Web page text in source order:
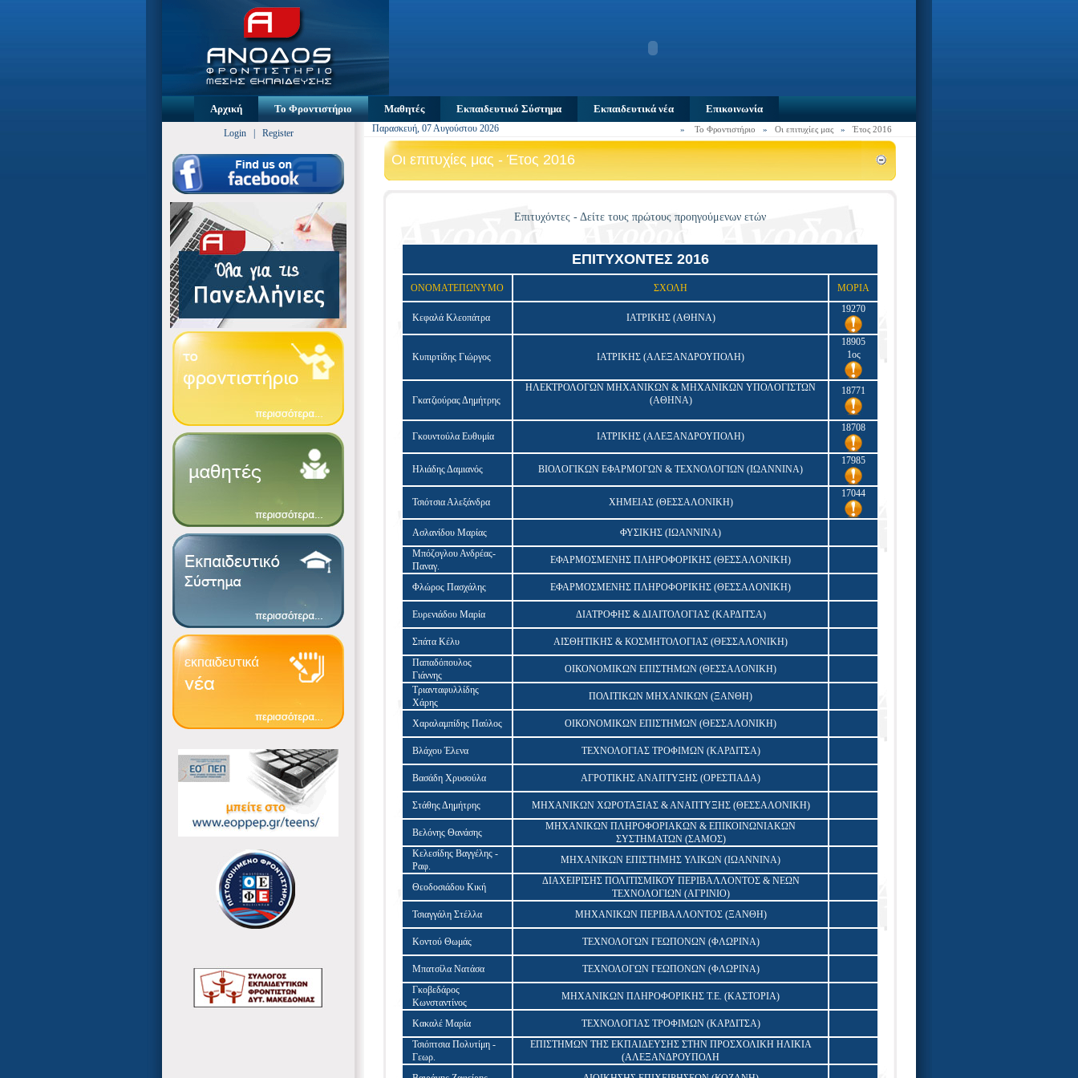
Αρχική Το Φροντιστήριο Μαθητές Εκπαιδευτικό Σύστημα Εκπαιδευτικά νέα Επικοινωνία
Login| Register Παρασκευή, 07 Αυγούστου 2026 » Το Φροντιστήριο » Οι επιτυχίες μας »Έτος 2016
Οι επιτυχίες μας - Έτος 2016
Επιτυχόντες - Δείτε τους πρώτους προηγούμενων ετών
ΕΠΙΤΥΧΟΝΤΕΣ 2016
ΟΝΟΜΑΤΕΠΩΝΥΜΟ ΣΧΟΛΗ ΜΟΡΙΑ
Κεφαλά Κλεοπάτρα ΙΑΤΡΙΚΗΣ (ΑΘΗΝΑ)
19270
Κυπιρτίδης Γιώργος ΙΑΤΡΙΚΗΣ (ΑΛΕΞΑΝΔΡΟΥΠΟΛΗ)
18905
1ος
Γκατζιούρας Δημήτρης
ΗΛΕΚΤΡΟΛΟΓΩΝ ΜΗΧΑΝΙΚΩΝ & ΜΗΧΑΝΙΚΩΝ ΥΠΟΛΟΓΙΣΤΩΝ
(ΑΘΗΝΑ)
18771
Γκουντούλα Ευθυμία ΙΑΤΡΙΚΗΣ (ΑΛΕΞΑΝΔΡΟΥΠΟΛΗ)
18708
Ηλιάδης Δαμιανός ΒΙΟΛΟΓΙΚΩΝ ΕΦΑΡΜΟΓΩΝ & ΤΕΧΝΟΛΟΓΙΩΝ (ΙΩΑΝΝΙΝΑ)
17985
Τσιότσια Αλεξάνδρα ΧΗΜΕΙΑΣ (ΘΕΣΣΑΛΟΝΙΚΗ)
17044
Ασλανίδου Μαρίας
ΦΥΣΙΚΗΣ (ΙΩΑΝΝΙΝΑ)
Μπόζογλου Ανδρέας-
Παναγ.
ΕΦΑΡΜΟΣΜΕΝΗΣ ΠΛΗΡΟΦΟΡΙΚΗΣ (ΘΕΣΣΑΛΟΝΙΚΗ)
Φλώρος Πασχάλης ΕΦΑΡΜΟΣΜΕΝΗΣ ΠΛΗΡΟΦΟΡΙΚΗΣ (ΘΕΣΣΑΛΟΝΙΚΗ)
Ευρενιάδου Μαρία ΔΙΑΤΡΟΦΗΣ & ΔΙΑΙΤΟΛΟΓΙΑΣ (ΚΑΡΔΙΤΣΑ)
Σπάτα Κέλυ
ΑΙΣΘΗΤΙΚΗΣ & ΚΟΣΜΗΤΟΛΟΓΙΑΣ (ΘΕΣΣΑΛΟΝΙΚΗ)
Παπαδόπουλος
Γιάννης
ΟΙΚΟΝΟΜΙΚΩΝ ΕΠΙΣΤΗΜΩΝ (ΘΕΣΣΑΛΟΝΙΚΗ)
Τριανταφυλλίδης
Χάρης
ΠΟΛΙΤΙΚΩΝ ΜΗΧΑΝΙΚΩΝ (ΞΑΝΘΗ)
Χαραλαμπίδης Παύλος ΟΙΚΟΝΟΜΙΚΩΝ ΕΠΙΣΤΗΜΩΝ (ΘΕΣΣΑΛΟΝΙΚΗ)
Βλάχου Έλενα ΤΕΧΝΟΛΟΓΙΑΣ ΤΡΟΦΙΜΩΝ (ΚΑΡΔΙΤΣΑ)
Βασάδη Χρυσούλα ΑΓΡΟΤΙΚΗΣ ΑΝΑΠΤΥΞΗΣ (ΟΡΕΣΤΙΑΔΑ)
Στάθης Δημήτρης ΜΗΧΑΝΙΚΩΝ ΧΩΡΟΤΑΞΙΑΣ & ΑΝΑΠΤΥΞΗΣ (ΘΕΣΣΑΛΟΝΙΚΗ)
Βελόνης Θανάσης
ΜΗΧΑΝΙΚΩΝ ΠΛΗΡΟΦΟΡΙΑΚΩΝ & ΕΠΙΚΟΙΝΩΝΙΑΚΩΝ
ΣΥΣΤΗΜΑΤΩΝ (ΣΑΜΟΣ)
Κελεσίδης Βαγγέλης -
Ραφ.
ΜΗΧΑΝΙΚΩΝ ΕΠΙΣΤΗΜΗΣ ΥΛΙΚΩΝ (ΙΩΑΝΝΙΝΑ)
Θεοδοσιάδου Κική
ΔΙΑΧΕΙΡΙΣΗΣ ΠΟΛΙΤΙΣΜΙΚΟΥ ΠΕΡΙΒΑΛΛΟΝΤΟΣ & ΝΕΩΝ
ΤΕΧΝΟΛΟΓΙΩΝ (ΑΓΡΙΝΙΟ)
Τσιαγγάλη Στέλλα
ΜΗΧΑΝΙΚΩΝ ΠΕΡΙΒΑΛΛΟΝΤΟΣ (ΞΑΝΘΗ)
Κοντού Θωμάς ΤΕΧΝΟΛΟΓΩΝ ΓΕΩΠΟΝΩΝ (ΦΛΩΡΙΝΑ)
Μπατσίλα Νατάσα
ΤΕΧΝΟΛΟΓΩΝ ΓΕΩΠΟΝΩΝ (ΦΛΩΡΙΝΑ)
Γκοβεδάρος
Κωνσταντίνος
ΜΗΧΑΝΙΚΩΝ ΠΛΗΡΟΦΟΡΙΚΗΣ Τ.Ε. (ΚΑΣΤΟΡΙΑ)
Κακαλέ Μαρία
ΤΕΧΝΟΛΟΓΙΑΣ ΤΡΟΦΙΜΩΝ (ΚΑΡΔΙΤΣΑ)
Τσιόπτσια Πολυτίμη -
Γεωρ.
ΕΠΙΣΤΗΜΩΝ ΤΗΣ ΕΚΠΑΙΔΕΥΣΗΣ ΣΤΗΝ ΠΡΟΣΧΟΛΙΚΗ ΗΛΙΚΙΑ
(ΑΛΕΞΑΝΔΡΟΥΠΟΛΗ